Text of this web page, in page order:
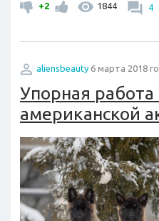
+2 1844 4
aliensbeauty 6 марта 2018
Упорная
американской